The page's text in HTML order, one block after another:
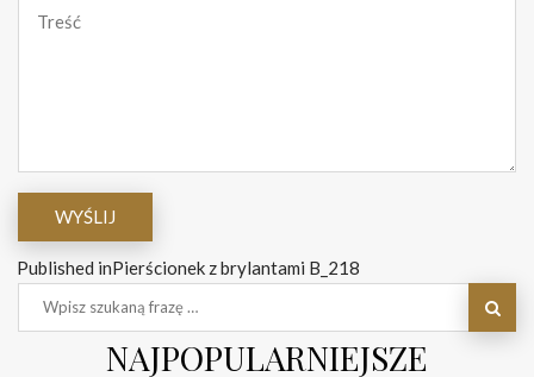
Published inPierścionek z brylantami B_218
NAJPOPULARNIEJSZE